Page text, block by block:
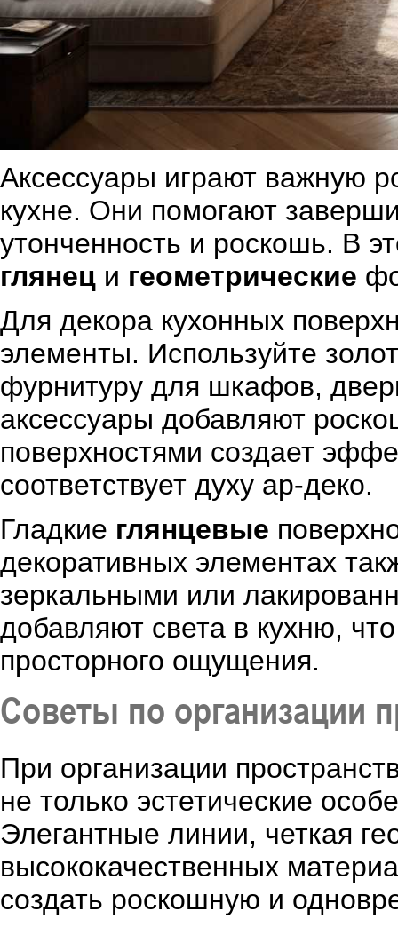
Аксессуары играют важную
кухне. Они помогают
утонченность и роскошь. В
глянец и геометрические
Для декора кухонных
элементы. Используйте
фурнитуру для шкафов,
аксессуары добавляют
поверхностями создает
соответствует духу ар-деко.
Гладкие глянцевые
декоративных элементах
зеркальными или
добавляют света в кухню,
просторного ощущения.
Советы по организации
При организации
не только эстетические
Элегантные линии, четкая
высококачественных
создать роскошную и